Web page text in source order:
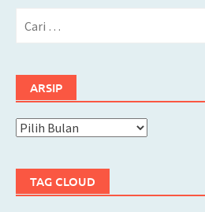
ARSIP
Arsip
TAG CLOUD